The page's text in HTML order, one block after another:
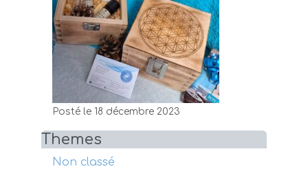
Themes
Non classé
Posté le 18 décembre 2023